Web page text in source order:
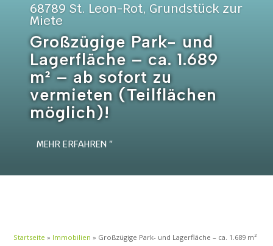
68789 St. Leon-Rot, Grundstück zur
Miete
Großzügige Park- und
Lagerfläche – ca. 1.689
m² – ab sofort zu
vermieten (Teilflächen
möglich)!
MEHR ERFAHREN
Startseite » Immobilien » Großzügige Park- und Lagerfläche – ca. 1.689 m²